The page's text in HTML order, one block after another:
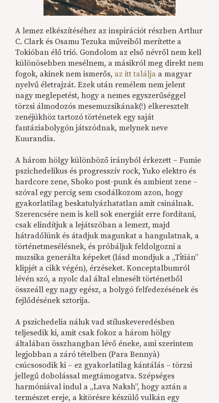
A lemez elkészítéséhez az inspirációt részben Arthur
C. Clark és Osamu Tezuka műveiből merítette a
Tokióban élő trió. Gondolom az első névről nem kell
különösebben mesélnem, a másikról meg direkt nem
fogok, akinek nem ismerős, az itt találja a magyar
nyelvű életrajzát. Ezek után remélem nem jelent
nagy meglepetést, hogy a nemes egyszerűséggel
törzsi álmodozós mesemuzsikának(!) elkeresztelt
zenéjükhöz tartozó történetek egy saját
fantáziabolygón játszódnak, melynek neve
Kuurandia.
A három hölgy különböző irányból érkezett – Fumie
pszichedelikus és progresszív rock, Yuko elektro és
hardcore zene, Shoko post-punk és ambient zene –
szóval egy percig sem csodálkozom azon, hogy
gyakorlatilag beskatulyázhatatlan amit csinálnak.
Szerencsére nem is kell sok energiát erre fordítani,
csak elindítjuk a lejátszóban a lemezt, majd
hátradőlünk és átadjuk magunkat a hangulatnak, a
történetmesélésnek, és próbáljuk feldolgozni a
muzsika generálta képeket (lásd mondjuk a „Tītián”
klipjét a cikk végén), érzéseket. Konceptalbumról
lévén szó, a nyolc dal által elmesélt történetből
összeáll egy nagy egész, a bolygó felfedezésének és
fejlődésének sztorija.
A pszichedelia náluk vad stíluskeveredésben
teljesedik ki, amit csak fokoz a három hölgy
általában összhangban lévő éneke, ami szerintem
legjobban a záró tételben (Para Bennyà)
csúcsosodik ki – ez gyakorlatilag kántálás – törzsi
jellegű dobolással megtámogatva. Szépséges
harmóniával indul a „Lava Naksh”, hogy aztán a
természet ereje, a kitörésre készülő vulkán egy